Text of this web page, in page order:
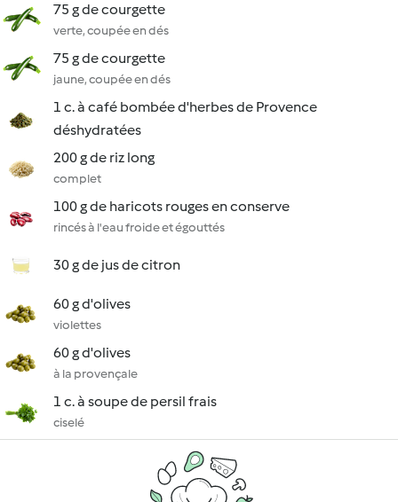
75 g de courgette
verte, coupée en dés
75 g de courgette
jaune, coupée en dés
1 c. à café bombée d'herbes de Provence
déshydratées
200 g de riz long
complet
100 g de haricots rouges en conserve
rincés à l'eau froide et égouttés
30 g de jus de citron
60 g d'olives
violettes
60 g d'olives
à la provençale
1 c. à soupe de persil frais
ciselé